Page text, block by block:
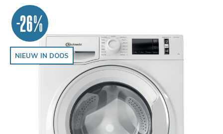
-26%
NIEUW IN DOOS